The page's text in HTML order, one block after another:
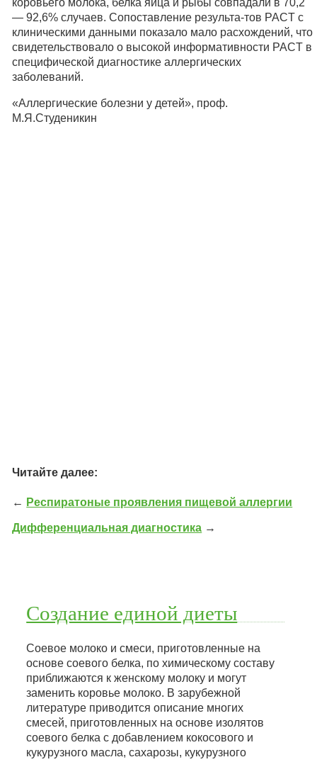
коровьего молока, белка яйца и рыбы совпадали в 70,2
— 92,6% случаев. Сопоставление результа-тов PACT с
клиническими данными показало мало расхождений, что
свидетельствовало о высокой информативности PACT в
специфической диагностике аллергических
заболеваний.
«Аллергические болезни у детей», проф.
М.Я.Студеникин
Читайте далее:
← Респиратоные проявления пищевой аллергии
Дифференциальная диагностика →
Создание единой диеты
Соевое молоко и смеси, приготовленные на
основе соевого белка, по химическому составу
приближаются к женскому молоку и могут
заменить коровье молоко. В зарубежной
литературе приводится описание многих
смесей, приготовленных на основе изолятов
соевого белка с добавлением кокосового и
кукурузного масла, сахарозы, кукурузного